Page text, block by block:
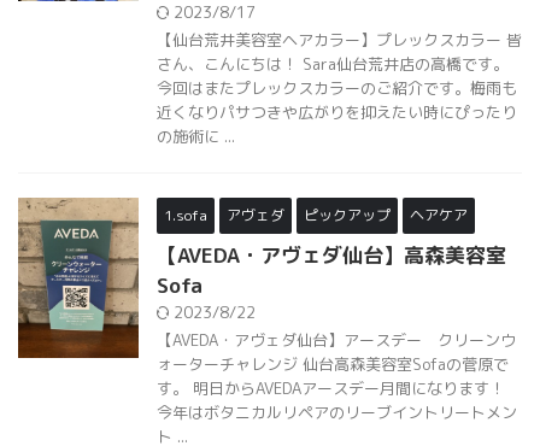
2023/8/17
【仙台荒井美容室ヘアカラー】プレックスカラー 皆
さん、こんにちは！ Sara仙台荒井店の高橋です。
今回はまたプレックスカラーのご紹介です。梅雨も
近くなりパサつきや広がりを抑えたい時にぴったり
の施術に ...
1.sofa アヴェダ ピックアップ ヘアケア
【AVEDA・アヴェダ仙台】高森美容室
Sofa
2023/8/22
【AVEDA・アヴェダ仙台】アースデー クリーンウ
ォーターチャレンジ 仙台高森美容室Sofaの菅原で
す。 明日からAVEDAアースデー月間になります！
今年はボタニカルリペアのリーブイントリートメン
ト ...